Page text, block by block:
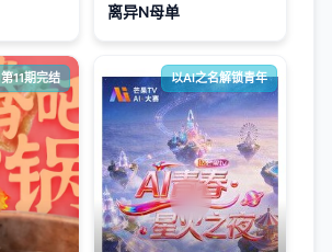
离异N母单
第11期完结 以AI之名解锁青年